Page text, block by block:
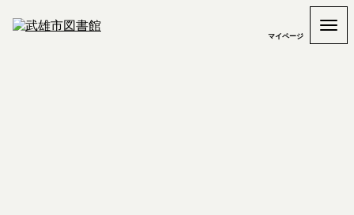
マイページ